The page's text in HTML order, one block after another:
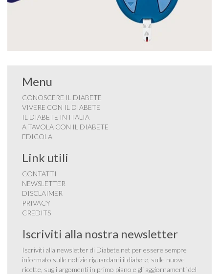
Menu
CONOSCERE IL DIABETE
VIVERE CON IL DIABETE
IL DIABETE IN ITALIA
A TAVOLA CON IL DIABETE
EDICOLA
Link utili
CONTATTI
NEWSLETTER
DISCLAIMER
PRIVACY
CREDITS
Iscriviti alla nostra newsletter
Iscriviti alla newsletter di Diabete.net per essere sempre
informato sulle notizie riguardanti il diabete, sulle nuove
ricette, sugli argomenti in primo piano e gli aggiornamenti del